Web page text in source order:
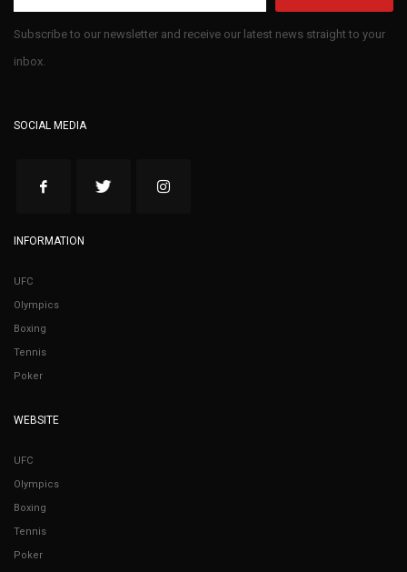
Subscribe to our newsletter and receive our latest news straight to your
inbox.
SOCIAL MEDIA
INFORMATION
UFC
Olympics
Boxing
Tennis
Poker
WEBSITE
UFC
Olympics
Boxing
Tennis
Poker